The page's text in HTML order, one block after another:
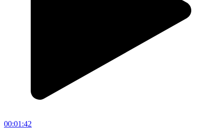
00:01:42